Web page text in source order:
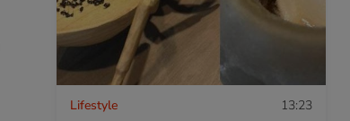
Lifestyle 13:23